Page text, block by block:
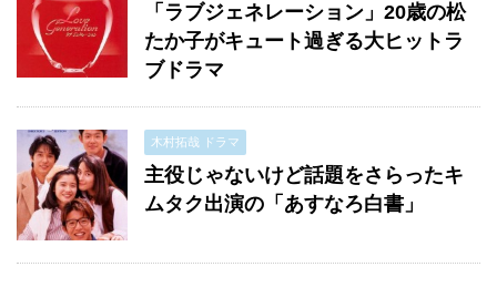
「ラブジェネレーション」20歳の松
たか子がキュート過ぎる大ヒットラ
ブドラマ
木村拓哉 ドラマ
主役じゃないけど話題をさらったキ
ムタク出演の「あすなろ白書」